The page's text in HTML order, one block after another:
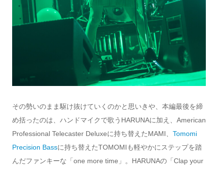
その勢いのまま駆け抜けていくのかと思いきや、本編最後を締
め括ったのは、ハンドマイクで歌うHARUNAに加え、American
Professional Telecaster Deluxeに持ち替えたMAMI、 Tomomi
Precision Bassに持ち替えたTOMOMIも軽やかにステップを踏
んだファンキーな「one more time」。HARUNAの「Clap your